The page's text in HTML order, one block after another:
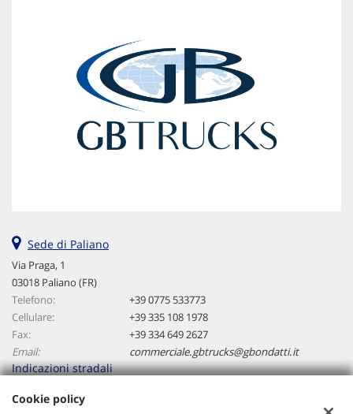
Sede di Paliano
Via Praga, 1
03018 Paliano (FR)
Telefono:
+39 0775 533773
Cellulare:
+39 335 108 1978
Fax:
+39 334 649 2627
Email:
commerciale.gbtrucks@gbondatti.it
Indicazioni stradali
Cookie policy